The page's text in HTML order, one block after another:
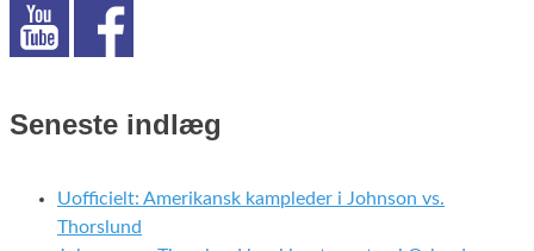
Seneste indlæg
Uofficielt: Amerikansk kampleder i Johnson vs.
Thorslund